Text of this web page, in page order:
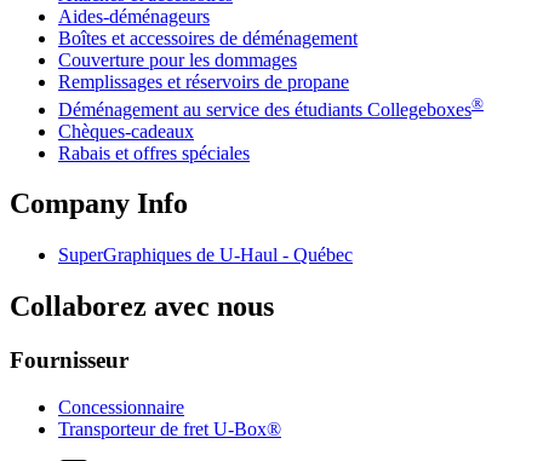
Aides-déménageurs
Boîtes et accessoires de déménagement
Couverture pour les dommages
Remplissages et réservoirs de propane
Déménagement au service des étudiants Collegeboxes®
Chèques-cadeaux
Rabais et offres spéciales
Company Info
SuperGraphiques de U-Haul - Québec
Collaborez avec nous
Fournisseur
Concessionnaire
Transporteur de fret U-Box®